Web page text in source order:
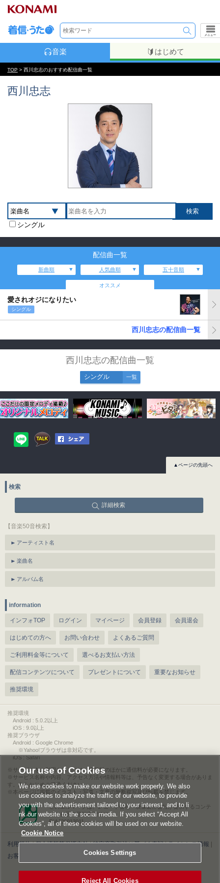
メニュー
音楽 はじめて
TOP > 西川忠志のおすすめ配信曲一覧
西川忠志
シングル
配信曲一覧
新曲順 人気曲順 五十音順
オススメ
愛されオジになりたい
シングル
西川忠志の配信曲一覧
西川忠志の配信曲一覧
シングル 一覧
▲ページの先頭へ
検索
詳細検索
【音楽50音検索】
アーティスト名
楽曲名
アルバム名
information
インフォTOP ログイン マイページ 会員登録 会員退会
はじめての方へ お問い合わせ よくあるご質問
ご利用料金等について 選べるお支払い方法
配信コンテンツについて プレゼントについて 重要なお知らせ
推奨環境
推奨環境
Android : 5.0.2以上
iOS : 9.0以上
推奨ブラウザ
Android : Google Chrome
※Yahoo!ブラウザは非対応です。
iOS : Safari
サービスをご利用されるには、情報料のほかに通信料が必要になります。
サービス名称や内容、アクセス方法や情報料等は、予告なく変更する場合がありま
す。あらかじめご了承ください。
本ページに掲載のイラスト・写真・文章の無断複写及び転載を禁じます。
このエルマークは、レコード会社・映像製作会社が提供するコンテ
ンツを示す登録商標です。
RIAJ00013011
利用規約|個人情報等保護方針|特定商取引法に基づく表記|ライセンス情報
お客様情報の外部送信について|Cookies Settings
Our use of Cookies
We use cookies to make our website work properly. We also
use cookies to analyze the traffic of our website, to provide
you with the advertisement tailored to your interest, and to li
nk our website to the social media. If you select “Accept All
Cookies”, all of these cookies will be used on our website.
Cookie Notice
Cookies Settings
Reject All Cookies